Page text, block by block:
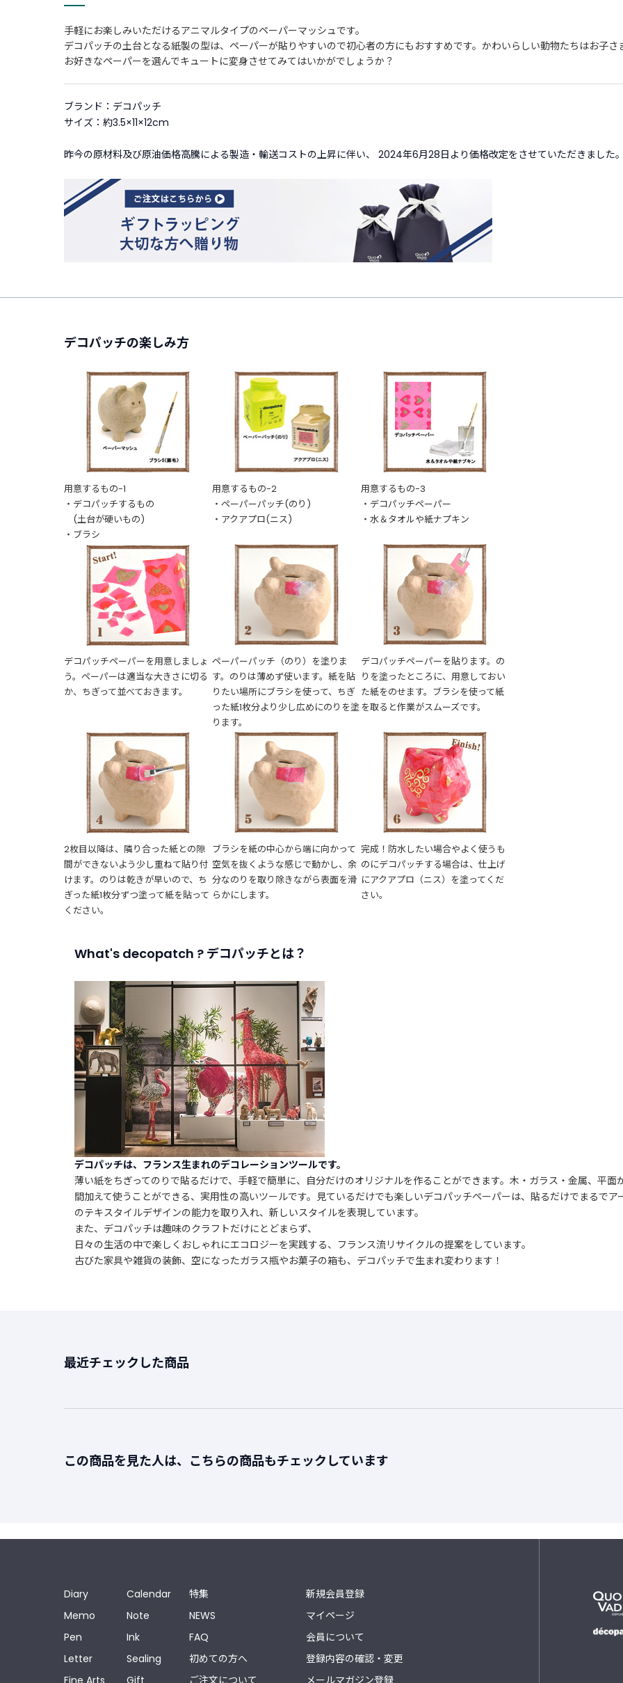
手軽にお楽しみいただけるアニマルタイプのペーパーマッシュです。
デコパッチの土台となる紙製の型は、ペーパーが貼りやすいので初心者の方にもおすすめです。かわいらしい動物たちはお子さ
お好きなペーパーを選んでキュートに変身させてみてはいかがでしょうか？
ブランド：デコパッチ
サイズ：約3.5×11×12cm
昨今の原材料及び原油価格高騰による製造・輸送コストの上昇に伴い、 2024年6月28日より価格改定をさせていただきました
デコパッチの楽しみ方
用意するもの-1
・デコパッチするもの
(土台が硬いもの)
・ブラシ
用意するもの-2
・ペーパーパッチ(のり)
・アクアプロ(ニス)
用意するもの-3
・デコパッチペーパー
・水＆タオルや紙ナプキン
デコパッチペーパーを用意しましょ
う。ペーパーは適当な大きさに切る
か、ちぎって並べておきます。
ペーパーパッチ（のり）を塗りま
す。のりは薄めず使います。紙を貼
りたい場所にブラシを使って、ちぎ
った紙1枚分より少し広めにのりを塗
ります。
デコパッチペーパーを貼ります。の
りを塗ったところに、用意しておい
た紙をのせます。ブラシを使って紙
を取ると作業がスムーズです。
2枚目以降は、隣り合った紙との隙
間ができないよう少し重ねて貼り付
けます。のりは乾きが早いので、ち
ぎった紙1枚分ずつ塗って紙を貼って
ください。
ブラシを紙の中心から端に向かって
空気を抜くような感じで動かし、余
分なのりを取り除きながら表面を滑
らかにします。
完成！防水したい場合やよく使うも
のにデコパッチする場合は、仕上げ
にアクアプロ（ニス）を塗ってくだ
さい。
What's decopatch ? デコパッチとは？
デコパッチは、フランス生まれのデコレーションツールです。
薄い紙をちぎってのりで貼るだけで、手軽で簡単に、自分だけのオリジナルを作ることができます。木・ガラス・金属、平
間加えて使うことができる、実用性の高いツールです。見ているだけでも楽しいデコパッチペーパーは、貼るだけでまるで
のテキスタイルデザインの能力を取り入れ、新しいスタイルを表現しています。
また、デコパッチは趣味のクラフトだけにとどまらず、
日々の生活の中で楽しくおしゃれにエコロジーを実践する、フランス流リサイクルの提案をしています。
古びた家具や雑貨の装飾、空になったガラス瓶やお菓子の箱も、デコパッチで生まれ変わります！
最近チェックした商品
この商品を見た人は、こちらの商品もチェックしています
Diary
Calendar
Memo
Note
Pen
Ink
Letter
Sealing
特集
NEWS
FAQ
初めての方へ
新規会員登録
マイページ
会員について
登録内容の確認・変更